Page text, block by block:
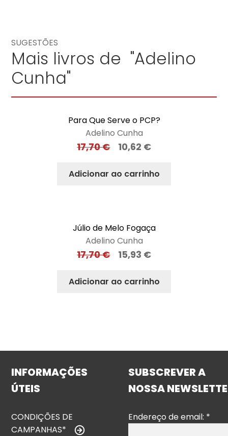
SUGESTÕES
Mais livros de "Adelino
Cunha"
Para Que Serve o PCP?
Adelino Cunha
17,70€ 10,62 €
Adicionar ao carrinho
Júlio de Melo Fogaça
Adelino Cunha
17,70€ 15,93 €
Adicionar ao carrinho
INFORMAÇÕES
ÚTEIS
CONDIÇÕES DE
CAMPANHAS*
SUBSCREVER A
NOSSA
Endereço de email: *